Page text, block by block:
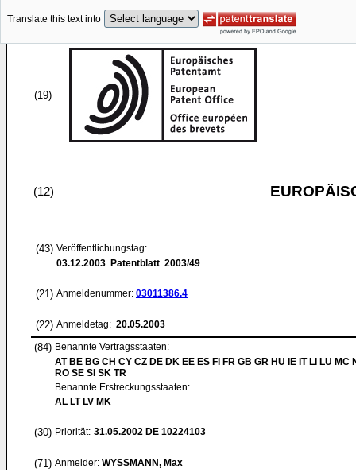
Translate this text into
(19)
(12)
(43) Veröffentlichungstag:
03.12.2003 Patentblatt 2003/49
(21) Anmeldenummer: 03011386.4
(22) Anmeldetag: 20.05.2003
(84) Benannte Vertragsstaaten:
AT BE BG CH CY CZ DE DK EE ES FI FR GB GR HU IE IT LI LU MC
RO SE SI SK TR
Benannte Erstreckungsstaaten:
AL LT LV MK
(30) Priorität: 31.05.2002 DE 10224103
(71) Anmelder: WYSSMANN, Max